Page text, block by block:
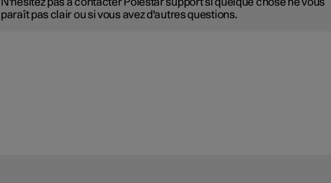
paraît pas clair ou si vous avez d'autres questions.